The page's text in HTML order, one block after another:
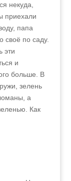
некуда,
приехали
папа
своё по саду.
эти
и
больше. В
зелень
а
Как